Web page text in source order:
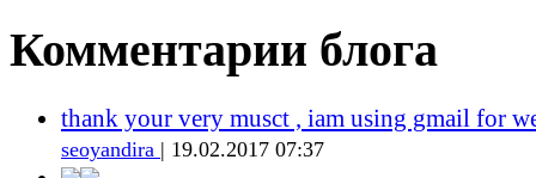
Комментарии блога
thank your very musct , iam using gmail for
seoyandira | 19.02.2017 07:37